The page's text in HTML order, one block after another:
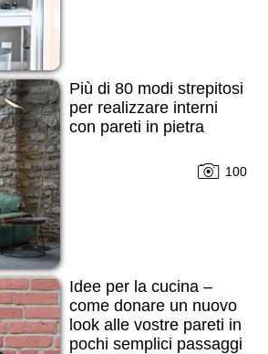
Più di 80 modi strepitosi
per realizzare interni
con pareti in pietra
100
Idee per la cucina –
come donare un nuovo
look alle vostre pareti in
pochi semplici passaggi